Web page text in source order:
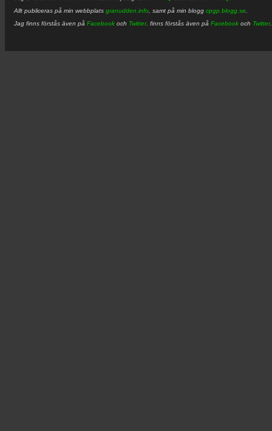
Allt publiceras på min webbplats granudden.info , samt på min blogg cpgp.blogg.se
Jag finns förstås även på Facebook och Twitter. finns förstås även på Facebook och Twitter.